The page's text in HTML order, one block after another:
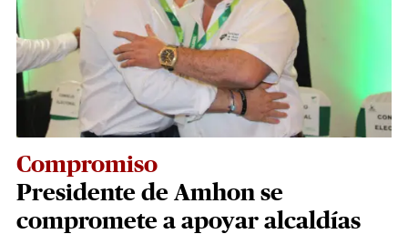
Compromiso
Presidente de Amhon se
compromete a apoyar alcaldías